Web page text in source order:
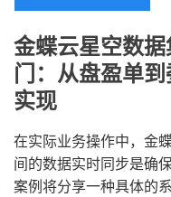
金蝶云星空数
门：从盘盈单
实现
在实际业务操作中，金
间的数据实时同步是确
案例将分享一种具体的